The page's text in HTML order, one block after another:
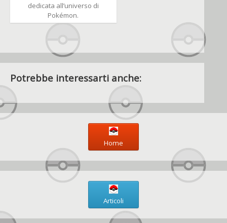
dedicata all’universo di
Pokémon.
Potrebbe interessarti anche:
Home
Articoli